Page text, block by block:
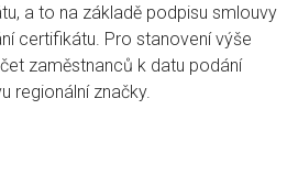
a to na základě podpisu smlouvy
certifikátu. Pro stanovení výše
zaměstnanců k datu podání
regionální značky.